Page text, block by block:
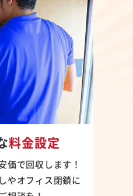
料金設定
価で回収します！
やオフィス閉鎖に